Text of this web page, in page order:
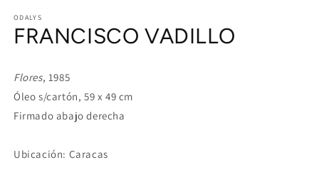
1
in
modal
ODALYS
FRANCISCO VADILLO
Flores, 1985
Óleo s/cartón, 59 x 49 cm
Firmado abajo derecha
Ubicación: Caracas